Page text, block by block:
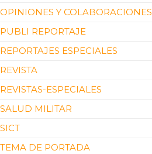
OPINIONES Y COLABORACIONES
PUBLI REPORTAJE
REPORTAJES ESPECIALES
REVISTA
REVISTAS-ESPECIALES
SALUD MILITAR
SICT
TEMA DE PORTADA